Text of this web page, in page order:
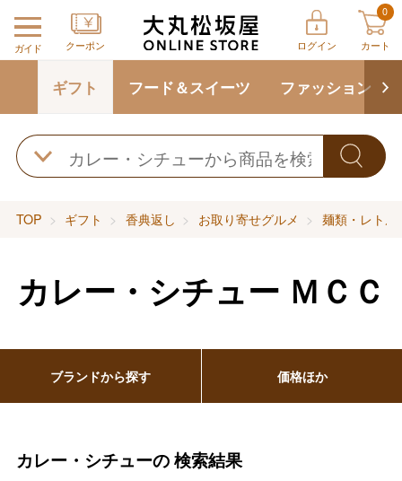
ガイド クーポン ログイン
0
カート
ギフト フード＆スイーツ ファッション
TOP ギフト 香典返し お取り寄せグルメ 麺類・レトル
カレー・シチュー ＭＣＣ
カレー・シチューの検索結果
ブランドから探す 価格ほか